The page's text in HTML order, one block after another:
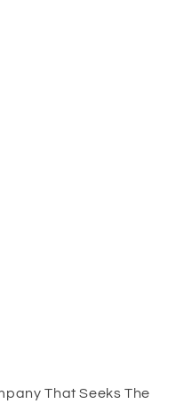
That Seeks The